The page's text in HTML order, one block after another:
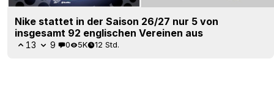
Nike stattet in der Saison 26/27 nur 5 von
insgesamt 92 englischen Vereinen aus
13 9 0 5K 12 Std.